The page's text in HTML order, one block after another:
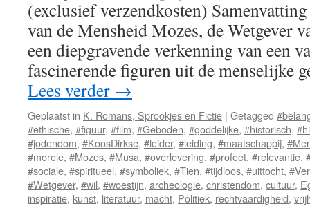
(exclusief verzendkosten)
van de Mensheid Mozes, de Wetgever
een diepgravende verkenning van een
fascinerende figuren uit de menselijke
Lees verder →
Geplaatst in K. Romans, Sprookjes en Fictie | Getagged
#ethische, #figuur, #film, #Geboden, #goddelijke, #historisch,
#jodendom, #KoosDirkse, #leider, #leiding, #maatschappij,
#morele, #Mozes, #Musa, #overlevering, #profeet, #relevantie,
#sociale, #spiritueel, #symboliek, #Tien, #tijdloos, #uittocht,
#Wetgever, #wil, #woestijn, archeologie, christendom, cultuur,
inspiratie, kunst, literatuur, macht, Politiek, rechtvaardigheid,